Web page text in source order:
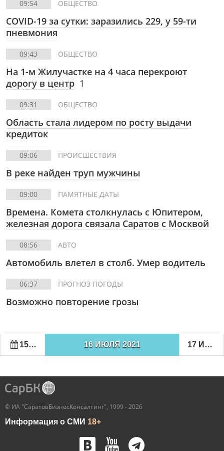
09:54 ОБЩЕСТВО
COVID-19 за сутки: заразились 229, у 59-ти
пневмония
09:43 ОБЩЕСТВО
На 1-м Жилучастке на 4 часа перекроют
дорогу в центр 1
09:31 ОБЩЕСТВО
Область стала лидером по росту выдачи
кредиток
09:06 ПРОИСШЕСТВИЯ
В реке найден труп мужчины
09:00 ПАМЯТНЫЕ ДАТЫ
Времена. Комета столкнулась с Юпитером,
железная дорога связала Саратов с Москвой
08:56 АВТО
Автомобиль влетел в столб. Умер водитель
06:37 ПРОГНОЗ ПОГОДЫ
Возможно повторение грозы
15 ИЮЛЯ 2021 16 ИЮЛЯ 2021 17 ИЮЛЯ 2021
© ИА "СаратовБизнесКонсалтинг", 1999 - 2026
Информация о СМИ 18+